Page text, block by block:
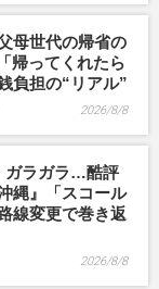
母世代の帰省の
帰ってくれたら
負担の“リアル”
2026/8/8
ガラガラ…酷評
縄』「スコール
線変更で巻き返
2026/8/8